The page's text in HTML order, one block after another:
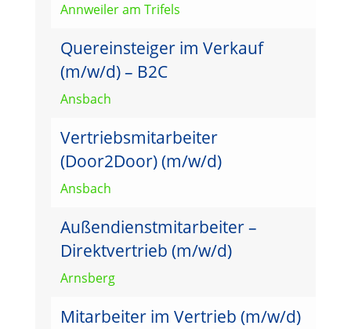
Annweiler am Trifels
Quereinsteiger im Verkauf
(m/w/d) – B2C
Ansbach
Vertriebsmitarbeiter
(Door2Door) (m/w/d)
Ansbach
Außendienstmitarbeiter –
Direktvertrieb (m/w/d)
Arnsberg
Mitarbeiter im Vertrieb (m/w/d)